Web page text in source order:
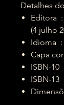
Detalhes
Editora ‏ : ‎ Tusquets; 1ª edição
(4 julho